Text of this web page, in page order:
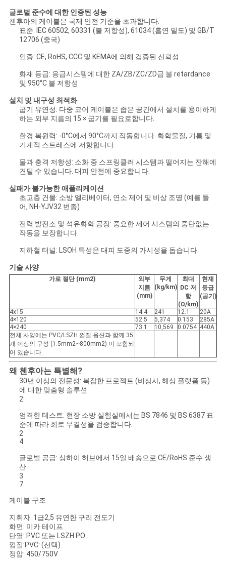
요
청
NEWS
SITEMAP
보
책
글로벌 준수에 대한 인증된 성능
첸후아의 케이블은 국제 안전 기준을 초과합니다.
표준: IEC 60502, 60331 (불 저항성), 61034 (흡연 밀도) 및 GB/T
12706 (중국)
인증: CE, RoHS, CCC 및 KEMA에 의해 검증된 신뢰성
화재 등급: 응급시스템에 대한 ZA/ZB/ZC/ZD급 불 retardance
및 950°C 불 저항성
설치 및 내구성 최적화
굽기 유연성: 다중 코어 케이블은 좁은 공간에서 설치를 용이하게
하는 외부 지름의 15 × 굽기를 필요로합니다.
환경 복원력: -0°C에서 90°C까지 작동합니다. 화학물질, 기름 및
기계적 스트레스에 저항합니다.
물과 충격 저항성: 소화 중 스프링클러 시스템과 떨어지는 잔해에
견딜 수 있습니다. 대피 안전에 중요합니다.
실패가 불가능한 애플리케이션
초고층 건물: 소방 엘리베이터, 연소 제어 및 비상 조명 (예를 들
어, NH-YJV32 변종)
전력 발전소 및 석유화학 공장: 중요한 제어 시스템의 중단없는
작동을 보장합니다.
지하철 터널: LSOH 특성은 대피 도중의 가시성을 돕습니다.
기술 사양
가로 절단 (mm2)
외부
지름
(mm)
무게
(kg/km)
최대
DC 저
항
(Ω/km)
현재
등급
(공기)
4x15 14.4 241 12.1
20A
4×120
52.5 5,374 0.153
285A
4×240
73.1 10,569 0.0754 440A
전체 사양에는 PVC/LSZH 껍질 옵션과 함께 35
개 이상의 구성 (1.5mm2~800mm2) 이 포함되
어 있습니다.
왜 첸후아는 특별해?
30년 이상의 전문성: 복잡한 프로젝트 (비상사, 해상 플랫폼 등)
에 대한 맞춤형 솔루션
2
.
엄격한 테스트: 현장 소방 실험실에서는 BS 7846 및 BS 6387 표
준에 따라 회로 무결성을 검증합니다.
2
4
.
글로벌 공급: 상하이 허브에서 15일 배송으로 CE/RoHS 준수 생
산
3
7
케이블 구조
지휘자: 1급2,5 유연한 구리 전도기
화면: 미카 테이프
단열: PVC 또는 LSZH PO
껍질:PVC: (선택)
정압: 450/750V